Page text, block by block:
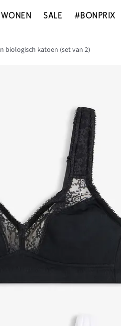
WONEN SALE #BONPRIX
biologisch katoen (set van 2)